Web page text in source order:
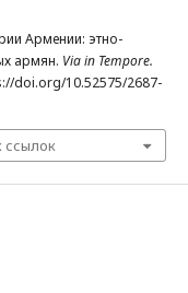
Армении: этно-
армян. Via in Tempore.
doi.org/10.52575/2687-
ссылок